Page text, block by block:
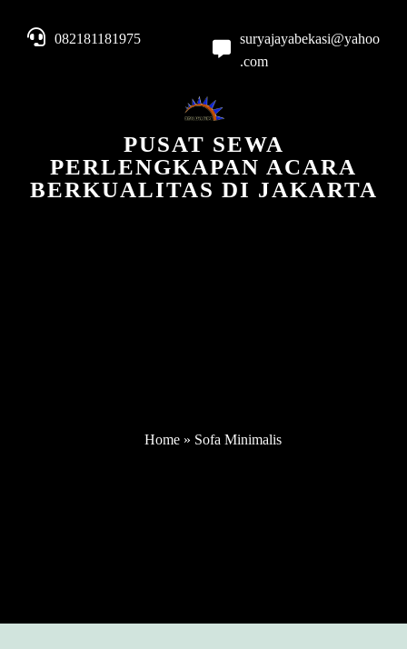
082181181975
suryajayabekasi@yahoo
.com
PUSAT SEWA
PERLENGKAPAN ACARA
BERKUALITAS DI JAKARTA
Home» Sofa Minimalis